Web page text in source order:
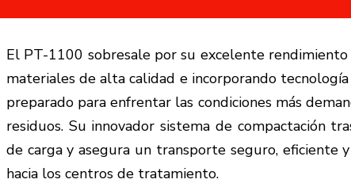
El PT-1100 sobresale por su excelente
materiales de alta calidad e incorporando tecnología
preparado para enfrentar las condiciones más
residuos. Su innovador sistema de compactación
de carga y asegura un transporte seguro, eficiente
hacia los centros de tratamiento.